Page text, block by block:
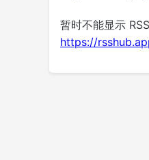
暂时不能显示
https://